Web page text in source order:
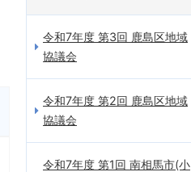
令和7年度 第3回 鹿島区地域
協議会
令和7年度 第2回 鹿島区地域
協議会
令和7年度 第1回 南相馬市(小